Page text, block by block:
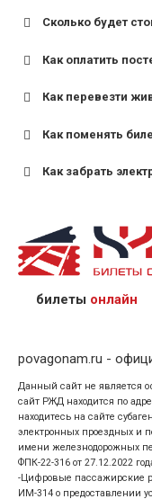
для поездов
для
Сколько будет
Как оплатить
Как перевезти
Как поменять
Как забрать
назвав кассиру
предъявив
кого оформлен
билеты онлайн
povagonam.ru -
Данный сайт не является
сайт РЖД находится по
находитесь на сайте
электронных проездных и
имени железнодорожных
ФПК-22-316 от 27.12.2022
-Цифровые пассажирские
ИМ-314 о предоставлении